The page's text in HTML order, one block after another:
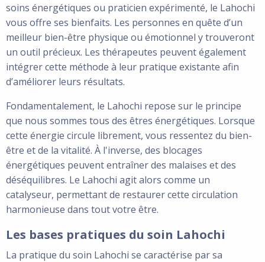
soins énergétiques ou praticien expérimenté, le Lahochi
vous offre ses bienfaits. Les personnes en quête d’un
meilleur bien-être physique ou émotionnel y trouveront
un outil précieux. Les thérapeutes peuvent également
intégrer cette méthode à leur pratique existante afin
d’améliorer leurs résultats.
Fondamentalement, le Lahochi repose sur le principe
que nous sommes tous des êtres énergétiques. Lorsque
cette énergie circule librement, vous ressentez du bien-
être et de la vitalité. À l'inverse, des blocages
énergétiques peuvent entraîner des malaises et des
déséquilibres. Le Lahochi agit alors comme un
catalyseur, permettant de restaurer cette circulation
harmonieuse dans tout votre être.
Les bases pratiques du soin Lahochi
La pratique du soin Lahochi se caractérise par sa